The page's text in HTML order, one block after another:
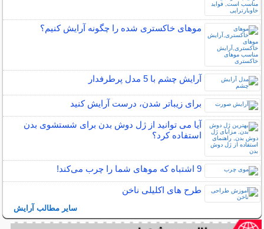
موهای خاکستری شده را چگونه آرایش کنیم؟
آرایش چشم با 5 مدل پرطرفدار
برای زیباتر شدن، درست آرایش کنید
آیا می توانید از ژل دوش بدن برای شستشوی بدن
استفاده کرد؟
9 اشتباه که موهای شما را چرب می‌کند!
طرح های اکلیلی ناخن
سایر مطالب آرایش